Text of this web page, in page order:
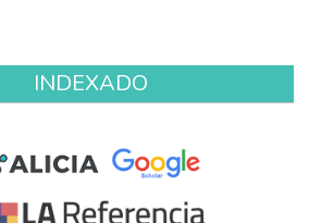
INDEXADO